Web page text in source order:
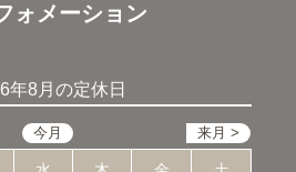
ォメーション
年8月の定休日